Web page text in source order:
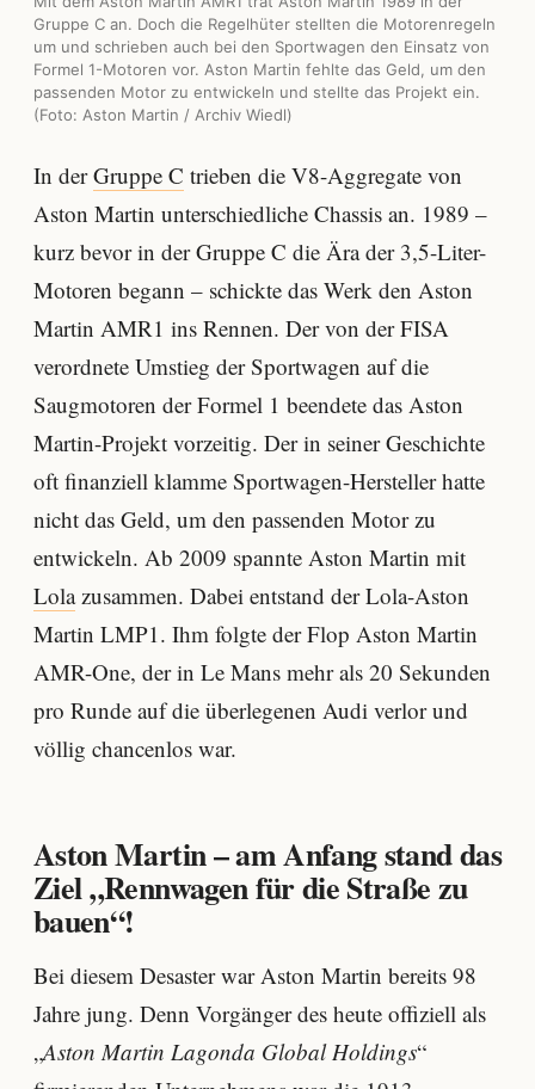
Gruppe C an. Doch die Regelhüter stellten die Motorenregeln
um und schrieben auch bei den Sportwagen den Einsatz von
Formel 1-Motoren vor. Aston Martin fehlte das Geld, um den
passenden Motor zu entwickeln und stellte das Projekt ein.
(Foto: Aston Martin / Archiv Wiedl)
In derGruppe C trieben die V8-Aggregate von
Aston Martin unterschiedliche Chassis an. 1989 –
kurz bevor in der Gruppe C die Ära der 3,5-Liter-
Motoren begann – schickte das Werk den Aston
Martin AMR1 ins Rennen. Der von der FISA
verordnete Umstieg der Sportwagen auf die
Saugmotoren der Formel 1 beendete das Aston
Martin-Projekt vorzeitig. Der in seiner Geschichte
oft finanziell klamme Sportwagen-Hersteller hatte
nicht das Geld, um den passenden Motor zu
entwickeln. Ab 2009 spannte Aston Martin mit
Lolazusammen. Dabei entstand der Lola-Aston
Martin LMP1. Ihm folgte der Flop Aston Martin
AMR-One, der in Le Mans mehr als 20 Sekunden
pro Runde auf die überlegenen Audi verlor und
völlig chancenlos war.
Aston Martin – am Anfang stand das
Ziel „Rennwagen für die Straße zu
bauen“!
Bei diesem Desaster war Aston Martin bereits 98
Jahre jung. Denn Vorgänger des heute offiziell als
„Aston Martin Lagonda Global Holdings“